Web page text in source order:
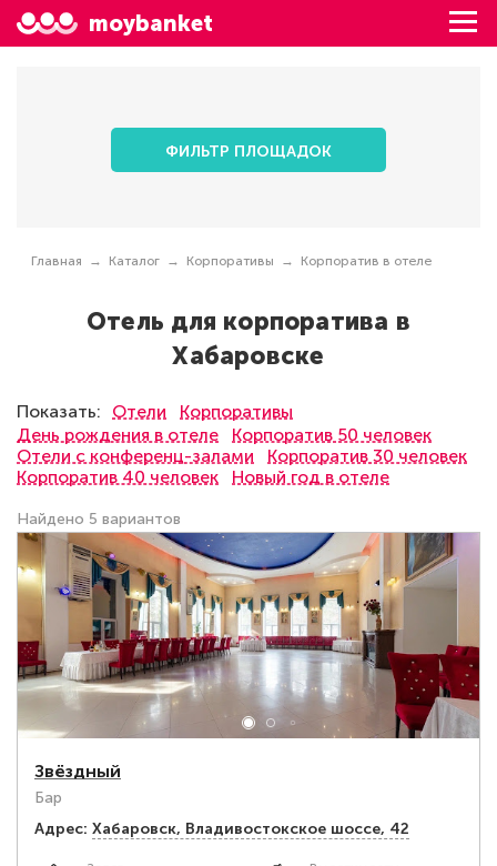
moybanket
ФИЛЬТР ПЛОЩАДОК
Главная Каталог Корпоративы Корпоратив в отеле
Отель для корпоратива в
Хабаровске
Показать: Отели
Корпоративы
День рождения в отеле
Корпоратив 50 человек
Отели с конференц-залами
Корпоратив 30 человек
Корпоратив 40 человек
Новый год в отеле
Найдено 5 вариантов
Звёздный
Бар
Адрес: Хабаровск, Владивостокское шоссе, 42